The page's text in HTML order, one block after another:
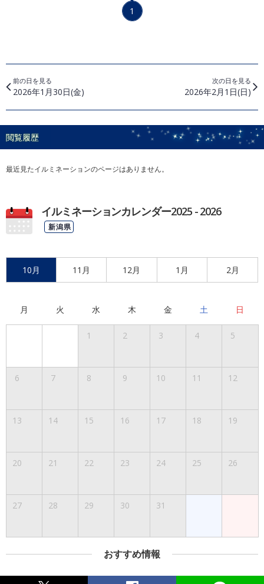
1
前の日を見る
2026年1月30日(金)
次の日を見る
2026年2月1日(日)
閲覧履歴
最近見たイルミネーションのページはありません。
イルミネーションカレンダー2025 - 2026
新潟県
10月 11月 12月 1月 2月
月 火 水 木 金 土 日
1 2 3 4 5
6 7 8 9 10 11 12
13 14 15 16 17 18 19
20 21 22 23 24 25 26
27 28 29 30 31
おすすめ情報